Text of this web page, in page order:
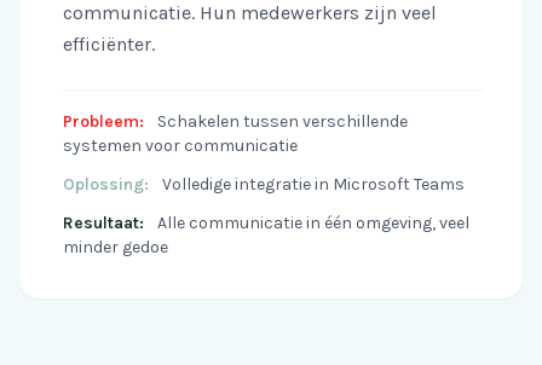
communicatie. Hun medewerkers zijn veel
efficiënter.
Probleem:
Schakelen tussen verschillende
systemen voor communicatie
Oplossing:
Volledige integratie in Microsoft Teams
Resultaat:
Alle communicatie in één omgeving, veel
minder gedoe